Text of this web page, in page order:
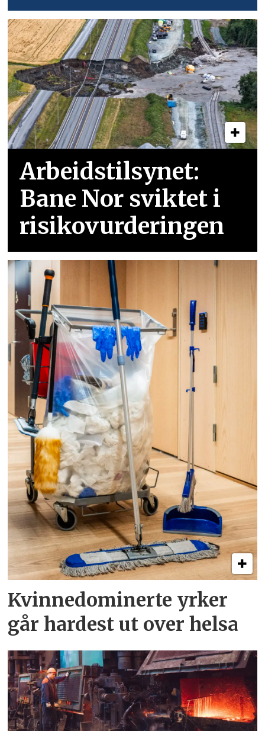
Arbeidstilsynet:
Bane Nor sviktet i
risikovurderingen
Kvinnedominerte yrker
går hardest ut over helsa